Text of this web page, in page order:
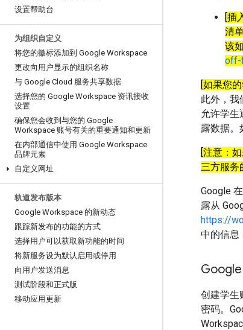
设置帮助台
为组织自定义
将您的徽标添加到 Google Workspace
更改向用户显示的组织名称
与 Google Cloud 服务共享数据
选择您的 Google Workspace 资讯接收
设置
确保您会收到与您的 Google
Workspace 账号有关的重要通知和更新
在内部通信中使用 Google Workspace
品牌元素
自定义网址
轨道发布版本
Google Workspace 的新动态
跟踪新发布的功能的方式
选择用户可以获取新功能的时间
将新服务设为默认启用或停用
向用户发送消息
测试阶段和正式版
移动应用更新
[插
清
该
off-
[如果您
此外，我
允许学生
露数据。
[注意：
三方服务
Google
露从
https://
中的信息
创建学生
密码。